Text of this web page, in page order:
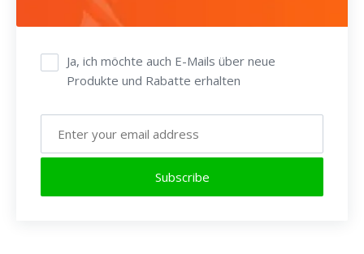
verwendeter...
Sie
seit
von...
Ja, ich möchte auch E-Mails über neue
Produkte und Rabatte erhalten
Subscribe